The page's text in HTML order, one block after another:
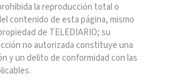
la reproducción total o
contenido de esta página, mismo
de TELEDIARIO; su
no autorizada constituye una
y un delito de conformidad con las